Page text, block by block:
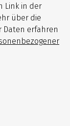
Link in der
über die
Daten erfahren